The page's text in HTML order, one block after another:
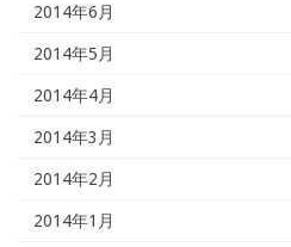
2014年6月
2014年5月
2014年4月
2014年3月
2014年2月
2014年1月